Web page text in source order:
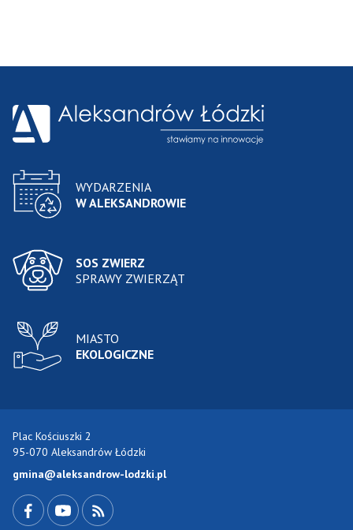
WYDARZENIA
W ALEKSANDROWIE
SOS ZWIERZ
SPRAWY ZWIERZĄT
MIASTO
EKOLOGICZNE
Plac Kościuszki 2
95-070 Aleksandrów Łódzki
gmina@aleksandrow-lodzki.pl